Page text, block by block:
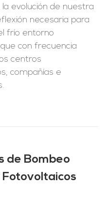
evolución de nuestra
necesaria para
frío entorno
con frecuencia
centros
compañías e
de Bombeo
Fotovoltaicos